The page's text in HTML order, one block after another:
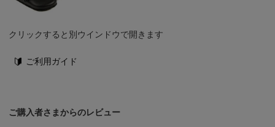
クリックすると別ウインドウで開きます
ご利用ガイド
ご購入者さまからのレビュー